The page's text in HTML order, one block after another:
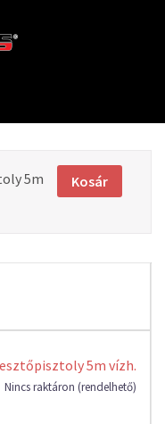
Kosár
5m
5m vízh.
Nincs raktáron (rendelhető)